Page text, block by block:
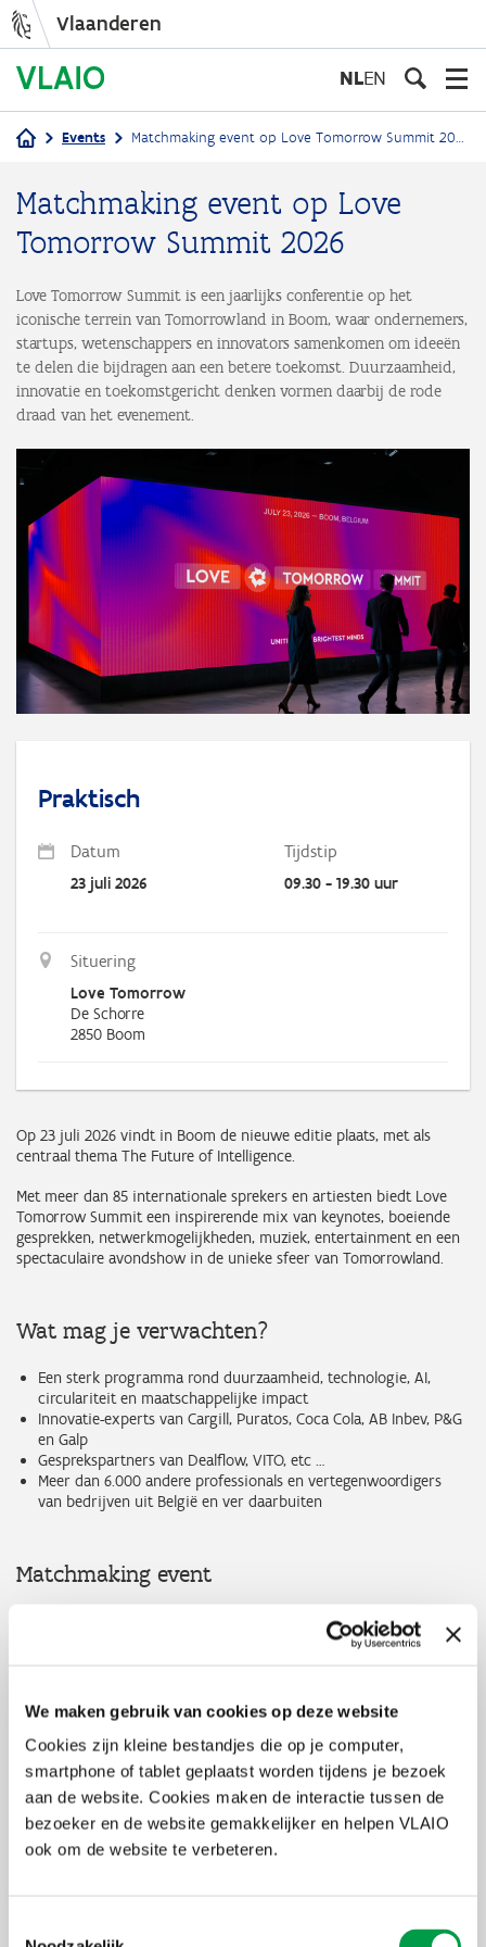
We maken gebruik van cookies op deze website
Cookies zijn kleine bestandjes die op je computer,
smartphone of tablet geplaatst worden tijdens je bezoek
aan de website. Cookies maken de interactie tussen de
bezoeker en de website gemakkelijker en helpen VLAIO
ook om de website te verbeteren.
inhoud
Vlaanderen
NLEN
Events Matchmaking event op Love Tomorrow Summit 2026
Matchmaking event op Love
Tomorrow Summit 2026
Love Tomorrow Summit is een jaarlijks conferentie op het
iconische terrein van Tomorrowland in Boom, waar ondernemers,
startups, wetenschappers en innovators samenkomen om ideeën
te delen die bijdragen aan een betere toekomst. Duurzaamheid,
innovatie en toekomstgericht denken vormen daarbij de rode
draad van het evenement.
Praktisch
Datum Tijdstip
23 juli 2026 09.30 - 19.30 uur
Situering
Love Tomorrow
De Schorre
2850 Boom
Op 23 juli 2026 vindt in Boom de nieuwe editie plaats, met als
centraal thema The Future of Intelligence.
Met meer dan 85 internationale sprekers en artiesten biedt Love
Tomorrow Summit een inspirerende mix van keynotes, boeiende
gesprekken, netwerkmogelijkheden, muziek, entertainment en een
spectaculaire avondshow in de unieke sfeer van Tomorrowland.
Wat mag je verwachten?
Een sterk programma rond duurzaamheid, technologie, AI,
circulariteit en maatschappelijke impact
Innovatie-experts van Cargill, Puratos, Coca Cola, AB Inbev, P&G
en Galp
Gesprekspartners van Dealflow, VITO, etc …
Meer dan 6.000 andere professionals en vertegenwoordigers
van bedrijven uit België en ver daarbuiten
Matchmaking event
zone waar je als ondernemer in contact kan komen met
internationale partners. Ook Enterprise Europe Network is
nieuwe samenwerkingen en internationale kansen.
Hoe werkt de matchmaking?
Download de app. Download de Love Tomorrow Summit-app
via de App Store of Google Play en log in met het e-mailadres